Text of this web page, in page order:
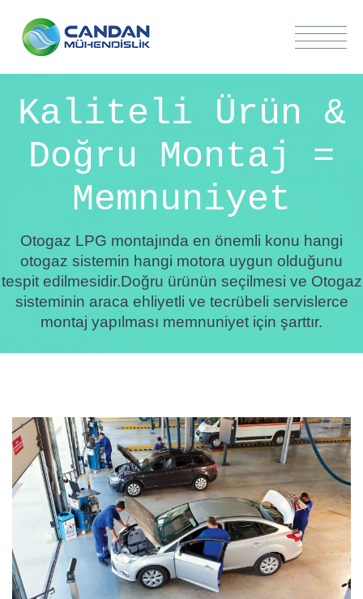
Kaliteli Ürün &
Doğru Montaj =
Memnuniyet
Otogaz LPG montajında en önemli konu hangi
otogaz sistemin hangi motora uygun olduğunu
tespit edilmesidir.Doğru ürünün seçilmesi ve Otogaz
sisteminin araca ehliyetli ve tecrübeli servislerce
montaj yapılması memnuniyet için şarttır.